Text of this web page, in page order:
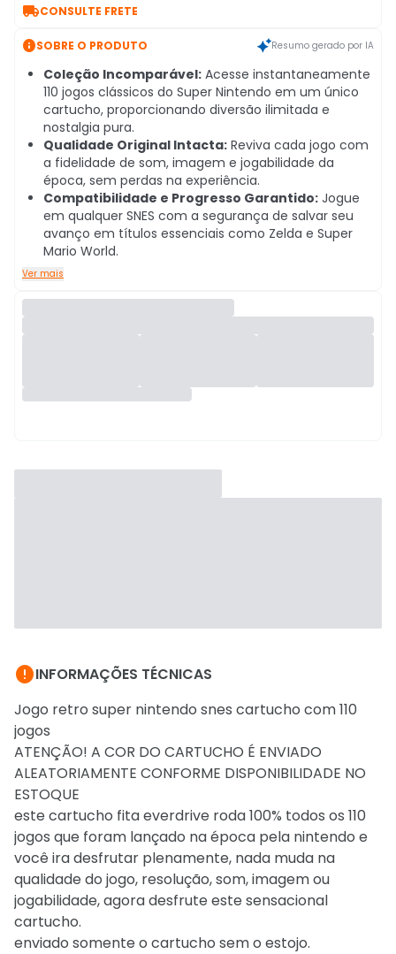
CONSULTE FRETE
SOBRE O PRODUTO Resumo gerado por IA
Coleção Incomparável: Acesse instantaneamente
110 jogos clássicos do Super Nintendo em um único
cartucho, proporcionando diversão ilimitada e
nostalgia pura.
Qualidade Original Intacta: Reviva cada jogo com
a fidelidade de som, imagem e jogabilidade da
época, sem perdas na experiência.
Compatibilidade e Progresso Garantido: Jogue
em qualquer SNES com a segurança de salvar seu
avanço em títulos essenciais como Zelda e Super
Mario World.
Ver mais
INFORMAÇÕES TÉCNICAS
Jogo retro super nintendo snes cartucho com 110
jogos
ATENÇÃO! A COR DO CARTUCHO É ENVIADO
ALEATORIAMENTE CONFORME DISPONIBILIDADE NO
ESTOQUE
este cartucho fita everdrive roda 100% todos os 110
jogos que foram lançado na época pela nintendo e
você ira desfrutar plenamente, nada muda na
qualidade do jogo, resolução, som, imagem ou
jogabilidade, agora desfrute este sensacional
cartucho.
enviado somente o cartucho sem o estojo.